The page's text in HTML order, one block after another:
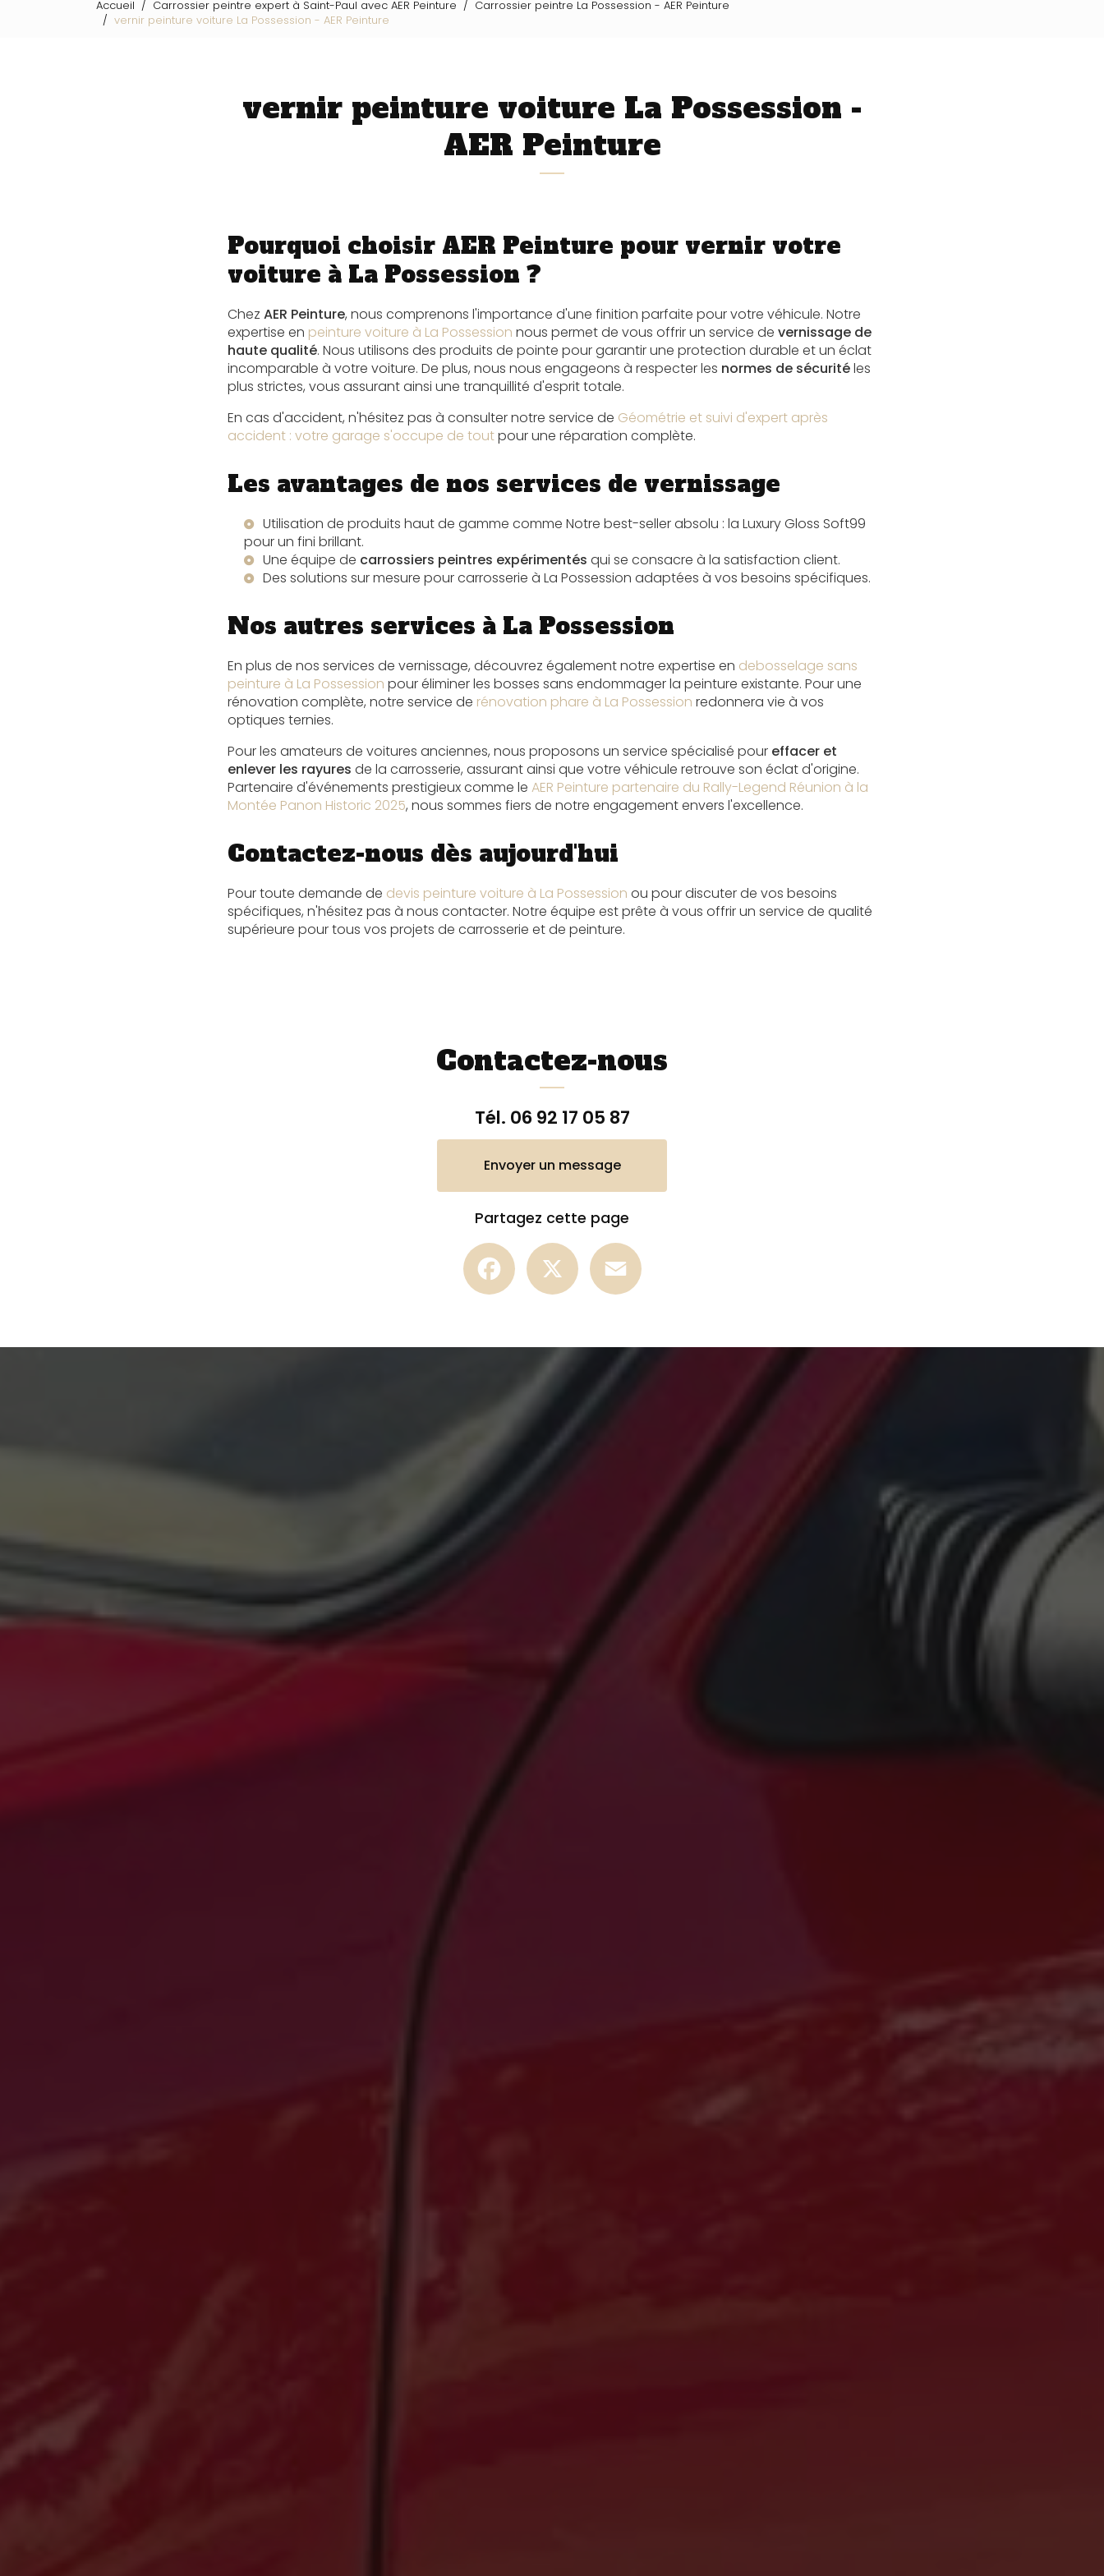
Accueil Carrossier peintre expert à Saint-Paul avec AER Peinture
Carrossier peintre La Possession - AER Peinture
vernir peinture voiture La Possession - AER Peinture
vernir peinture voiture La Possession -
AER Peinture
Pourquoi choisir AER Peinture pour vernir votre
voiture à La Possession ?
Chez AER Peinture, nous comprenons l'importance d'une finition parfaite pour votre véhicule. Notre
expertise en peinture voiture à La Possession nous permet de vous offrir un service de vernissage de
haute qualité. Nous utilisons des produits de pointe pour garantir une protection durable et un éclat
incomparable à votre voiture. De plus, nous nous engageons à respecter les normes de sécuritéles
plus strictes, vous assurant ainsi une tranquillité d'esprit totale.
En cas d'accident, n'hésitez pas à consulter notre service de Géométrie et suivi d'expert après
accident : votre garage s'occupe de toutpour une réparation complète.
Les avantages de nos services de vernissage
Utilisation de produits haut de gamme comme Notre best-seller absolu : la Luxury Gloss Soft99
pour un fini brillant.
Une équipe de carrossiers peintres expérimentés qui se consacre à la satisfaction client.
Des solutions sur mesure pourcarrosserie à La Possession adaptées à vos besoins spécifiques.
Nos autres services à La Possession
En plus de nos services de vernissage, découvrez également notre expertise en debosselage sans
peinture à La Possession pour éliminer les bosses sans endommager la peinture existante. Pour une
rénovation complète, notre service de rénovation phare à La Possession redonnera vie à vos
optiques ternies.
Pour les amateurs de voitures anciennes, nous proposons un service spécialisé pour effacer et
enlever les rayures de la carrosserie, assurant ainsi que votre véhicule retrouve son éclat d'origine.
Partenaire d'événements prestigieux comme le AER Peinture partenaire du Rally-Legend Réunion à la
Montée Panon Historic 2025, nous sommes fiers de notre engagement envers l'excellence.
Contactez-nous dès aujourd'hui
Pour toute demande de devis peinture voiture à La Possession ou pour discuter de vos besoins
spécifiques, n'hésitez pas à nous contacter. Notre équipe est prête à vous offrir un service de qualité
supérieure pour tous vos projets de carrosserie et de peinture.
Contactez-nous
Tél. 06 92 17 05 87
Envoyer un message
Partagez cette page
Facebook